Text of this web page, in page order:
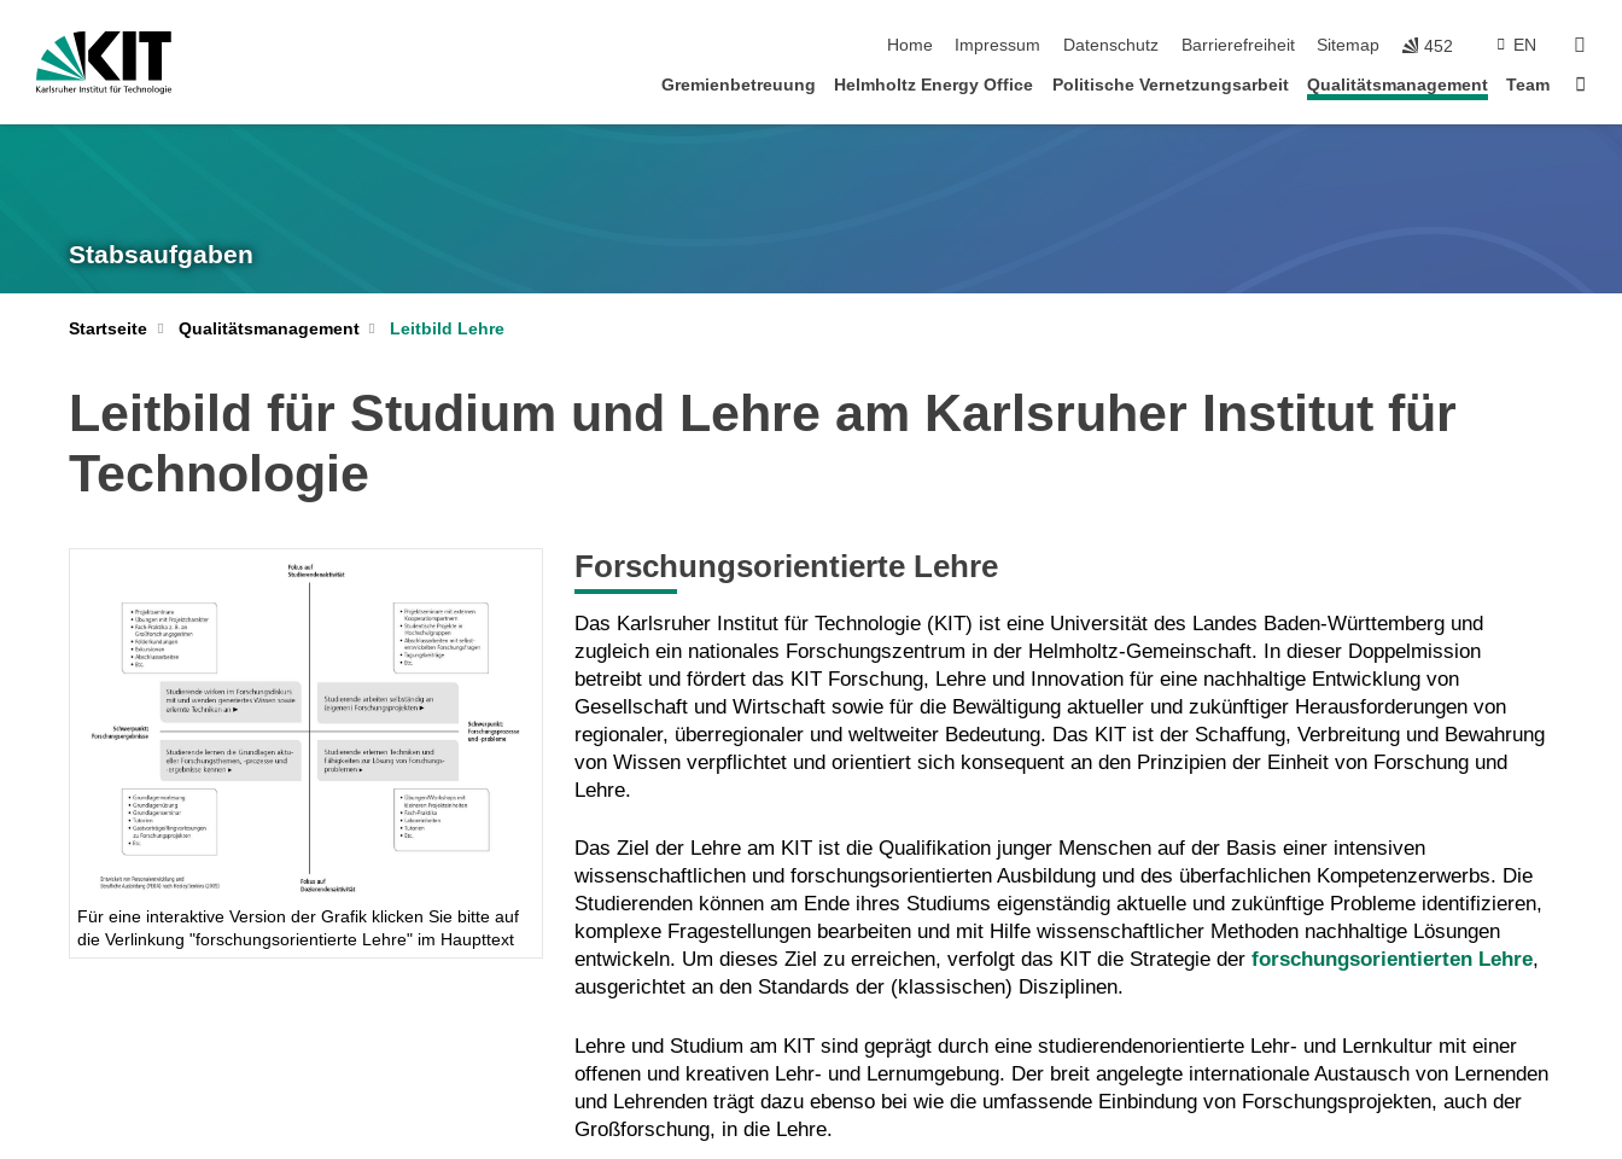
Home
Impressum Datenschutz Barrierefreiheit Sitemap 452 EN
Gremienbetreuung Helmholtz Energy Office Politische Vernetzungsarbeit Qualitätsmanagement Team
Stabsaufgaben
Startseite Qualitätsmanagement Leitbild Lehre
Leitbild für Studium und Lehre am Karlsruher Institut für
Technologie
Für eine interaktive Version der Grafik klicken Sie bitte auf
die Verlinkung "forschungsorientierte Lehre" im Haupttext
Forschungsorientierte Lehre
Das Karlsruher Institut für Technologie (KIT) ist eine Universität des Landes Baden-Württemberg und
zugleich ein nationales Forschungszentrum in der Helmholtz-Gemeinschaft. In dieser Doppelmission
betreibt und fördert das KIT Forschung, Lehre und Innovation für eine nachhaltige Entwicklung von
Gesellschaft und Wirtschaft sowie für die Bewältigung aktueller und zukünftiger Herausforderungen von
regionaler, überregionaler und weltweiter Bedeutung. Das KIT ist der Schaffung, Verbreitung und Bewahrung
von Wissen verpflichtet und orientiert sich konsequent an den Prinzipien der Einheit von Forschung und
Lehre.
Das Ziel der Lehre am KIT ist die Qualifikation junger Menschen auf der Basis einer intensiven
wissenschaftlichen und forschungsorientierten Ausbildung und des überfachlichen Kompetenzerwerbs. Die
Studierenden können am Ende ihres Studiums eigenständig aktuelle und zukünftige Probleme identifizieren,
komplexe Fragestellungen bearbeiten und mit Hilfe wissenschaftlicher Methoden nachhaltige Lösungen
entwickeln. Um dieses Ziel zu erreichen, verfolgt das KIT die Strategie der forschungsorientierten Lehre,
ausgerichtet an den Standards der (klassischen) Disziplinen.
Lehre und Studium am KIT sind geprägt durch eine studierendenorientierte Lehr- und Lernkultur mit einer
offenen und kreativen Lehr- und Lernumgebung. Der breit angelegte internationale Austausch von Lernenden
und Lehrenden trägt dazu ebenso bei wie die umfassende Einbindung von Forschungsprojekten, auch der
Großforschung, in die Lehre.